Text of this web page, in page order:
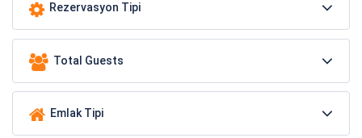
Rezervasyon Tipi
Total Guests
Emlak Tipi